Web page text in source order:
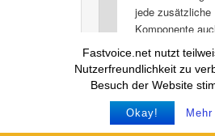
Fastvoice.net nutzt
Nutzerfreundlichkeit zu
Besuch der Website
Okay!
jede zusätzliche
Komponente
zusätzliches
darstellt. Die
die etwas
habe) hat
Datenblatt ein